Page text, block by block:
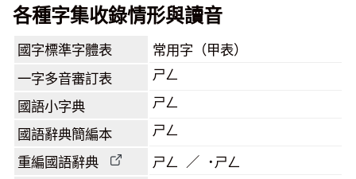
各種字集收錄情形與讀音
國字標準字體表 常用字（甲表）
一字多音審訂表 ㄕㄥ
國語小字典 ㄕㄥ
國語辭典簡編本 ㄕㄥ
重編國語辭典 ㄕㄥ ／ ˙ㄕㄥ